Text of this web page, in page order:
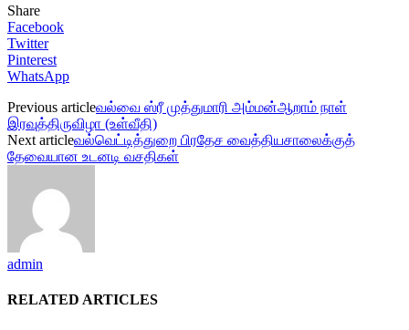
Share
Facebook
Twitter
Pinterest
WhatsApp
Previous articleவல்வை ஸ்ரீ முத்துமாரி அம்மன்ஆறாம் நாள்
இரவுத்திருவிழா (உள்வீதி)
Next articleவல்வெட்டித்துறை பிரதேச வைத்தியசாலைக்குத்
தேவையான உடனடி வசதிகள்
admin
RELATED ARTICLES